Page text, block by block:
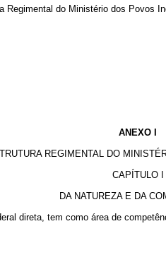
Regimental do Ministério dos Povos
ANEXO I
REGIMENTAL DO
CAPÍTULO I
DA NATUREZA E DA
direta, tem como área de